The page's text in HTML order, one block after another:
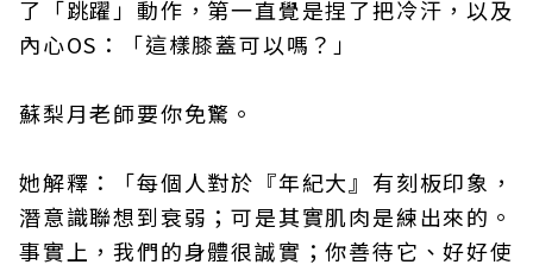
了「跳躍」動作，第一直覺是捏了把冷汗，以及
內心OS：「這樣膝蓋可以嗎？」
蘇梨月老師要你免驚。
她解釋：「每個人對於『年紀大』有刻板印象，
潛意識聯想到衰弱；可是其實肌肉是練出來的。
事實上，我們的身體很誠實；你善待它、好好使